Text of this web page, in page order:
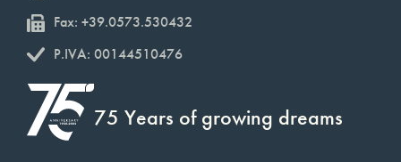
Fax: +39.0573.530432
P.IVA: 00144510476
75 Years of growing dreams